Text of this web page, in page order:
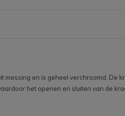
en is geheel verchroomd.
het openen en sluiten van de